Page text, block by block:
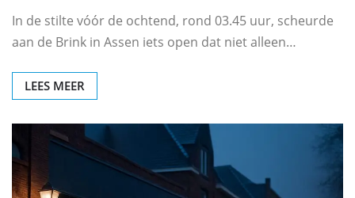
In de stilte vóór de ochtend, rond 03.45 uur, scheurde
aan de Brink in Assen iets open dat niet alleen…
LEES MEER